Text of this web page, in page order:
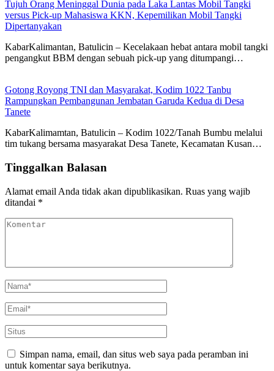
Tujuh Orang Meninggal Dunia pada Laka Lantas Mobil Tangki
versus Pick-up Mahasiswa KKN, Kepemilikan Mobil Tangki
Dipertanyakan
KabarKalimantan, Batulicin – Kecelakaan hebat antara mobil tangki
pengangkut BBM dengan sebuah pick-up yang ditumpangi…
Gotong Royong TNI dan Masyarakat, Kodim 1022 Tanbu
Rampungkan Pembangunan Jembatan Garuda Kedua di Desa
Tanete
KabarKalimamtan, Batulicin – Kodim 1022/Tanah Bumbu melalui
tim tukang bersama masyarakat Desa Tanete, Kecamatan Kusan…
Tinggalkan Balasan
Alamat email Anda tidak akan dipublikasikan. Ruas yang wajib
ditandai *
Simpan nama, email, dan situs web saya pada peramban ini
untuk komentar saya berikutnya.